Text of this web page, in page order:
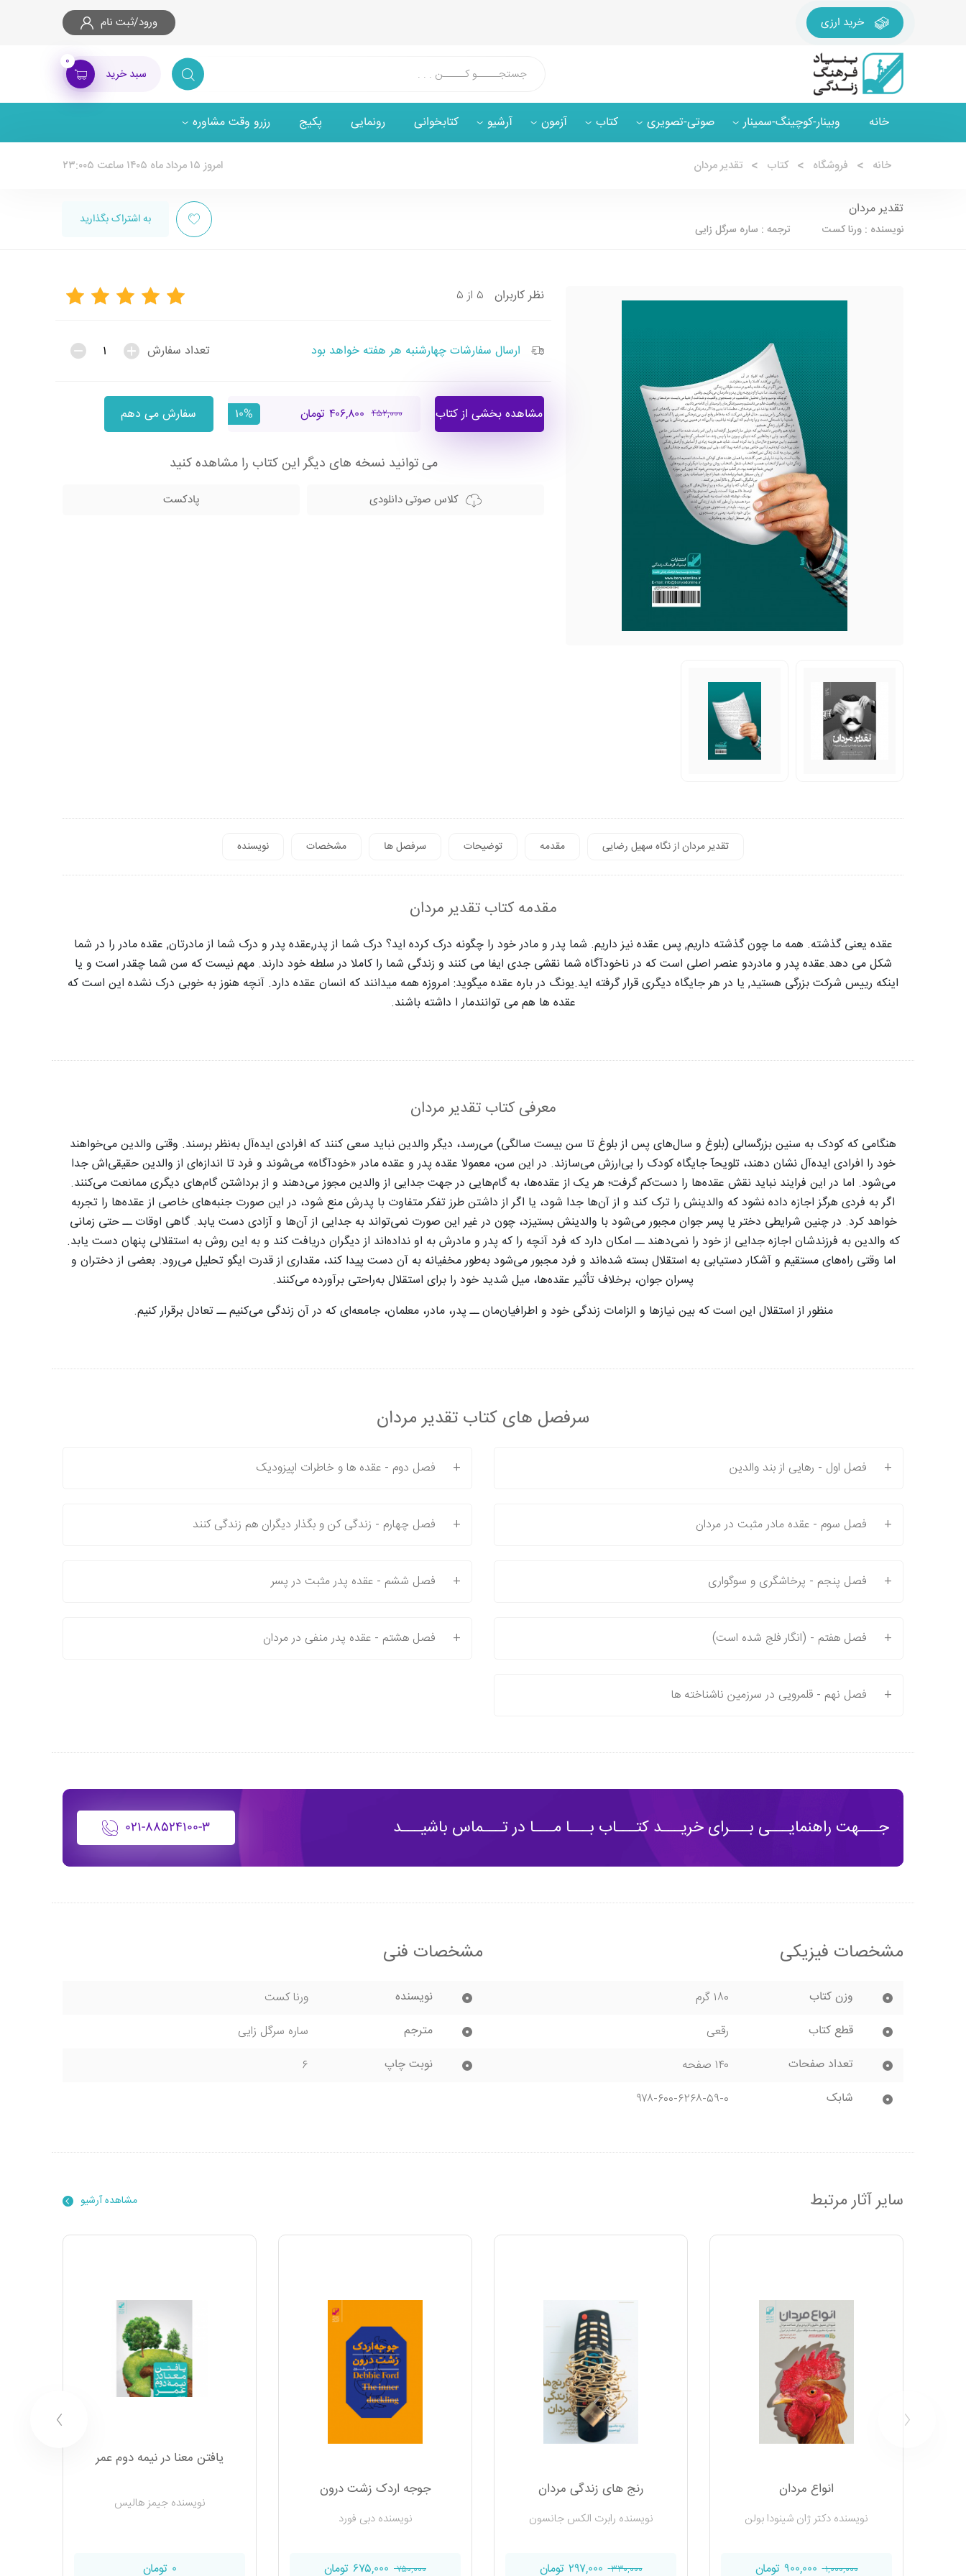
خرید ارزی ورود/ثبت نام
سبد خرید
۰
خانه وبینار-کوچینگ-سمینار صوتی-تصویری کتاب آزمون آرشیو کتابخوانی رونمایی پکیج رزرو وقت مشاوره
خانه فروشگاه کتاب تقدیر مردان امروز ۱۵ مرداد ماه ۱۴۰۵ ساعت ۲۳:۰۰۵
تقدیر مردان
نویسنده : ورنا کست ترجمه : ساره سرگل زایی
به اشتراک بگذارید
نظرکاربران
ارسال سفارشات چهارشنبه هر هفته خواهد بود تعداد سفارش
مشاهده بخشی از کتاب ۴۵۲,۰۰۰ ۴۰۶,۸۰۰ تومان ۱۰% سفارش می دهم
می توانید نسخه های دیگر این کتاب را مشاهده کنید
کلاس صوتی دانلودی پادکست
تقدیر مردان از نگاه سهیل رضایی مقدمه توضیحات سرفصل ها مشخصات نویسنده
مقدمه کتاب تقدیر مردان
عقده یعنی گذشته. همه ما چون گذشته داریم, پس عقده نیز داریم. شما پدر و مادر خود را چگونه درک کرده اید؟ درک شما از پدر,عقده پدر و درک شما از مادرتان, عقده مادر را در شما
شکل می دهد.عقده پدر و مادردو عنصر اصلی است که در ناخودآگاه شما نقشی جدی ایفا می کنند و زندگی شما را کاملا در سلطه خود دارند. مهم نیست که سن شما چقدر است و یا
اینکه رییس شرکت بزرگی هستید, یا در هر جایگاه دیگری قرار گرفته اید.یونگ در باره عقده میگوید: امروزه همه میدانند که انسان عقده دارد. آنچه هنوز به خوبی درک نشده این است که
عقده ها هم می توانندمار ا داشته باشند.
معرفی کتاب تقدیر مردان
هنگامی که کودک به سنین بزرگسالی (بلوغ و سال‌های پس از بلوغ تا سن بیست سالگی) می‌رسد، دیگر والدین نباید سعی کنند که افرادی ایده‌آل به‌نظر برسند. وقتی والدین می‌خواهند
خود را افرادی ایده‌آل نشان دهند، تلویحآ جایگاه کودک را بی‌ارزش می‌سازند. در این سن، معمولا عقده پدر و عقده مادر «خودآگاه» می‌شوند و فرد تا اندازه‌ای از والدین حقیقی‌اش جدا
می‌شود. اما در این فرایند نباید نقش عقده‌ها را دست‌کم گرفت؛ هر یک از عقده‌ها، به گام‌هایی در جهت جدایی از والدین مجوز می‌دهند و از برداشتن گام‌های دیگری ممانعت می‌کنند.
اگر به فردی هرگز اجازه داده نشود که والدینش را ترک کند و از آن‌ها جدا شود، یا اگر از داشتن طرز تفکر متفاوت با پدرش منع شود، در این صورت جنبه‌های خاصی از عقده‌ها را تجربه
خواهد کرد. در چنین شرایطی دختر یا پسر جوان مجبور می‌شود با والدینش بستیزد، چون در غیر این صورت نمی‌تواند به جدایی از آن‌ها و آزادی دست یابد. گاهی اوقات ــ حتی زمانی
که والدین به فرزندشان اجازه جدایی از خود را نمی‌دهند ــ امکان دارد که فرد آنچه را که پدر و مادرش به او نداده‌اند از دیگران دریافت کند و به این روش به استقلالی پنهان دست یابد.
اما وقتی راه‌های مستقیم و آشکار دستیابی به استقلال بسته شده‌اند و فرد مجبور می‌شود به‌طور مخفیانه به آن دست پیدا کند، مقداری از قدرت ایگو تحلیل می‌رود. بعضی از دختران و
پسران جوان، برخلاف تأثیر عقده‌ها، میل شدید خود را برای استقلال به‌راحتی برآورده می‌کنند.
منظور از استقلال این است که بین نیازها و الزامات زندگی خود و اطرافیان‌مان ــ پدر، مادر، معلمان، جامعه‌ای که در آن زندگی می‌کنیم ــ تعادل برقرار کنیم.
سرفصل های کتاب تقدیر مردان
+ فصل اول - رهایی از بند والدین + فصل دوم - عقده ها و خاطرات اپیزودیک
+ فصل سوم - عقده مادر مثبت در مردان + فصل چهارم - زندگی کن و بگذار دیگران هم زندگی کنند
+ فصل پنجم - پرخاشگری و سوگواری + فصل ششم - عقده پدر مثبت در پسر
+ فصل هفتم - (انگار فلج شده است) + فصل هشتم - عقده پدر منفی در مردان
+ فصل نهم - قلمرویی در سرزمین ناشناخته ها
جـــهت راهنمایـــی بـــرای خریـــد کتـــاب بـــا مـــا در تـــماس باشیـــد ۰۲۱-۸۸۵۲۴۱۰۰-۳
مشخصات فیزیکی
وزن کتاب ۱۸۰ گرم
قطع کتاب رقعی
تعداد صفحات ۱۴۰ صفحه
شابک ۹۷۸-۶۰۰-۶۲۶۸-۵۹-۰
مشخصات فنی
نویسنده ورنا کست
مترجم ساره سرگل زایی
نوبت چاپ ۶
سایر آثار مرتبط مشاهده آرشیو
انواع مردان
نویسنده دکتر ژان شینودا بولن
۱,۰۰۰,۰۰۰ ۹۰۰,۰۰۰ تومان
رنج های زندگی مردان
نویسنده رابرت الکس جانسون
۳۳۰,۰۰۰ ۲۹۷,۰۰۰ تومان
جوجه اردک زشت درون
نویسنده دبی فورد
۷۵۰,۰۰۰ ۶۷۵,۰۰۰ تومان
یافتن معنا در نیمه دوم عمر
نویسنده جیمز هالیس
۰ تومان